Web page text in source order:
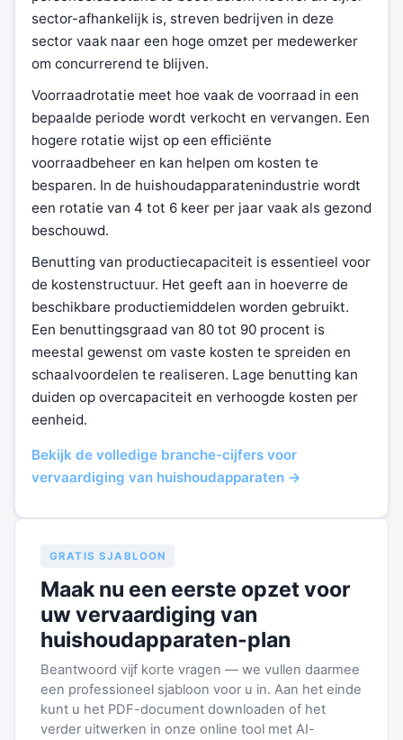
sector-afhankelijk is, streven bedrijven in deze
sector vaak naar een hoge omzet per medewerker
om concurrerend te blijven.
Voorraadrotatie meet hoe vaak de voorraad in een
bepaalde periode wordt verkocht en vervangen. Een
hogere rotatie wijst op een efficiënte
voorraadbeheer en kan helpen om kosten te
besparen. In de huishoudapparatenindustrie wordt
een rotatie van 4 tot 6 keer per jaar vaak als gezond
beschouwd.
Benutting van productiecapaciteit is essentieel voor
de kostenstructuur. Het geeft aan in hoeverre de
beschikbare productiemiddelen worden gebruikt.
Een benuttingsgraad van 80 tot 90 procent is
meestal gewenst om vaste kosten te spreiden en
schaalvoordelen te realiseren. Lage benutting kan
duiden op overcapaciteit en verhoogde kosten per
eenheid.
Bekijk de volledige branche-cijfers voor
vervaardiging van huishoudapparaten →
GRATIS SJABLOON
Maak nu een eerste opzet voor
uw vervaardiging van
huishoudapparaten-plan
Beantwoord vijf korte vragen — we vullen daarmee
een professioneel sjabloon voor u in. Aan het einde
kunt u het PDF-document downloaden of het
verder uitwerken in onze online tool met AI-